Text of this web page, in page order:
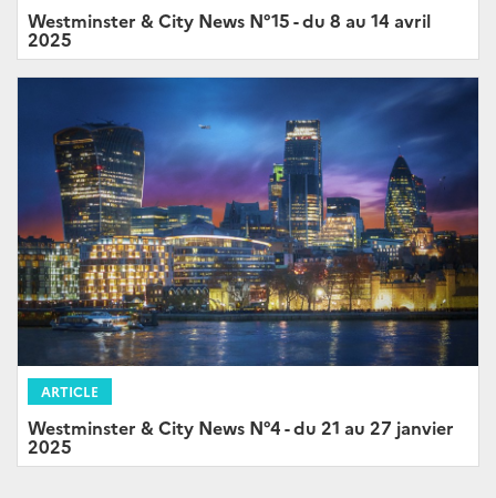
Westminster & City News N°15 - du 8 au 14 avril
2025
ARTICLE
Westminster & City News N°4 - du 21 au 27 janvier
2025